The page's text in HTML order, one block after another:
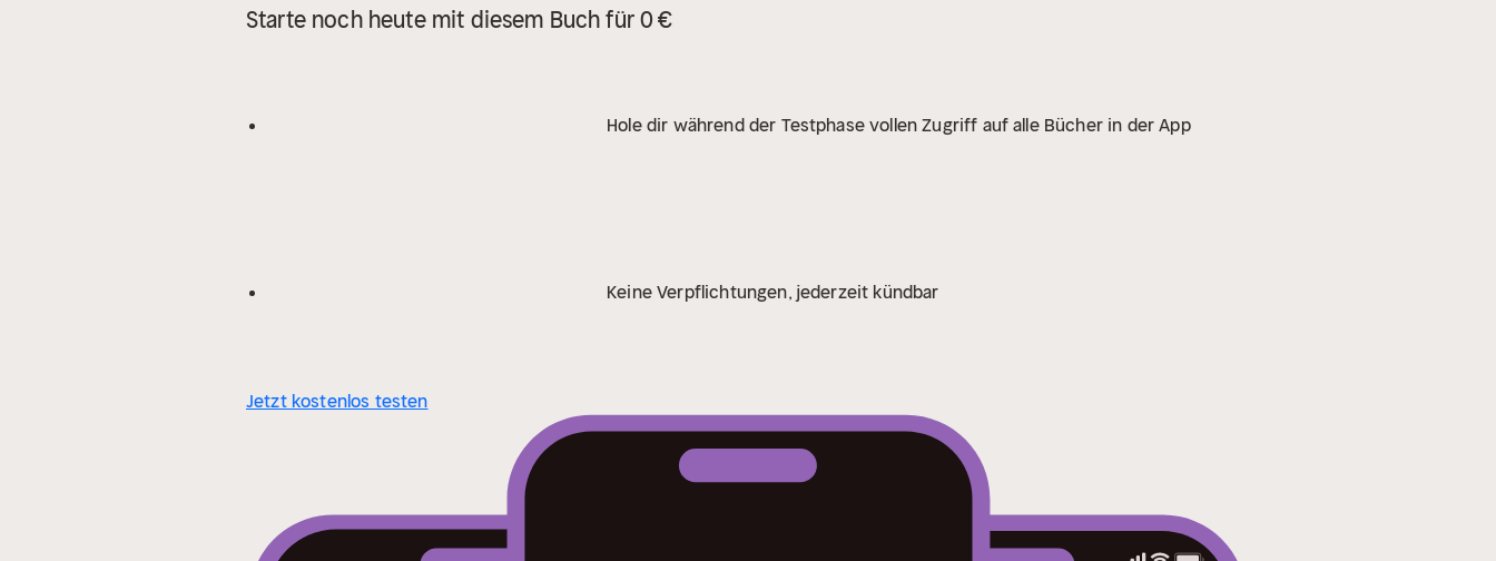
Starte noch heute mit diesem Buch für 0 €
Hole dir während der Testphase vollen Zugriff auf alle Bücher in der App
Keine Verpflichtungen, jederzeit kündbar
Jetzt kostenlos testen